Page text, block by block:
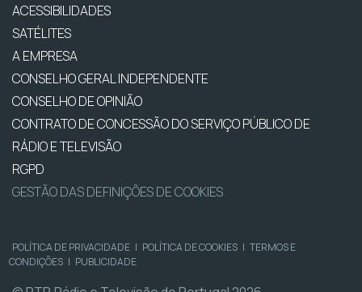
ACESSIBILIDADES
SATÉLITES
A EMPRESA
CONSELHO GERAL INDEPENDENTE
CONSELHO DE OPINIÃO
CONTRATO DE CONCESSÃO DO SERVIÇO PÚBLICO DE
RÁDIO E TELEVISÃO
RGPD
GESTÃO DAS DEFINIÇÕES DE COOKIES
POLÍTICA DE PRIVACIDADE | POLÍTICA DE COOKIES | TERMOS E
CONDIÇÕES | PUBLICIDADE